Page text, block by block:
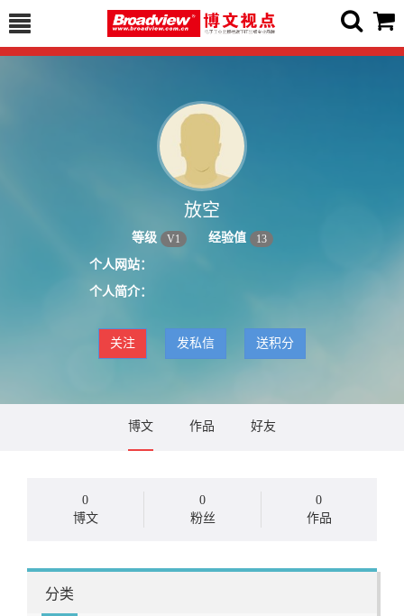
放空
等级 V1 经验值 13
个人网站：
个人简介：
关注 发私信 送积分
博文 作品 好友
0
博文
0
粉丝
0
作品
分类